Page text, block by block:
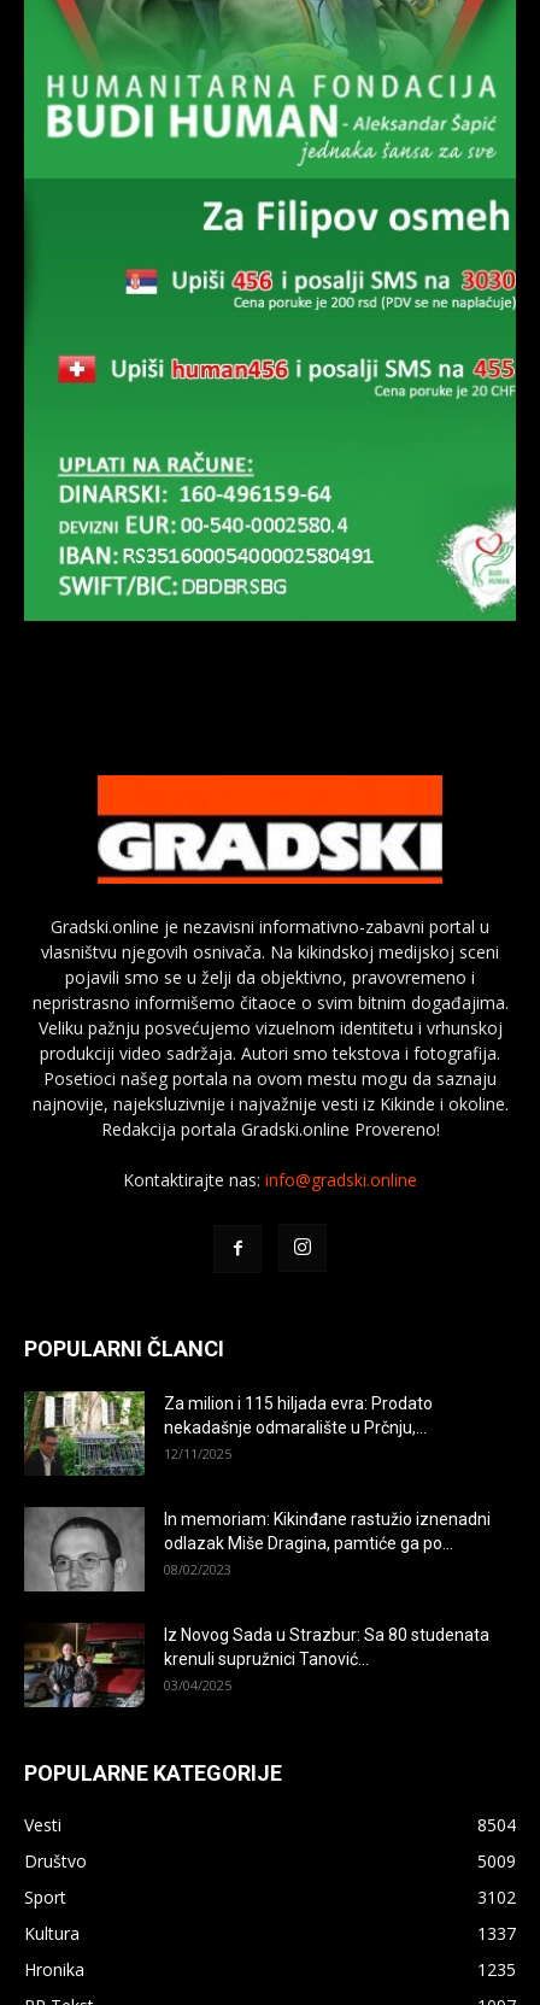
Gradski.online je nezavisni informativno-zabavni portal u
vlasništvu njegovih osnivača. Na kikindskoj medijskoj sceni
pojavili smo se u želji da objektivno, pravovremeno i
nepristrasno informišemo čitaoce o svim bitnim događajima.
Veliku pažnju posvećujemo vizuelnom identitetu i vrhunskoj
produkciji video sadržaja. Autori smo tekstova i fotografija.
Posetioci našeg portala na ovom mestu mogu da saznaju
najnovije, najeksluzivnije i najvažnije vesti iz Kikinde i okoline.
Redakcija portala Gradski.online Provereno!
Kontaktirajte nas: info@gradski.online
POPULARNI ČLANCI
Za milion i 115 hiljada evra: Prodato
nekadašnje odmaralište u Prčnju,...
12/11/2025
In memoriam: Kikinđane rastužio iznenadni
odlazak Miše Dragina, pamtiće ga po...
08/02/2023
Iz Novog Sada u Strazbur: Sa 80 studenata
krenuli supružnici Tanović...
03/04/2025
POPULARNE KATEGORIJE
Vesti
8504
Društvo
5009
Sport
3102
Kultura
1337
Hronika
1235